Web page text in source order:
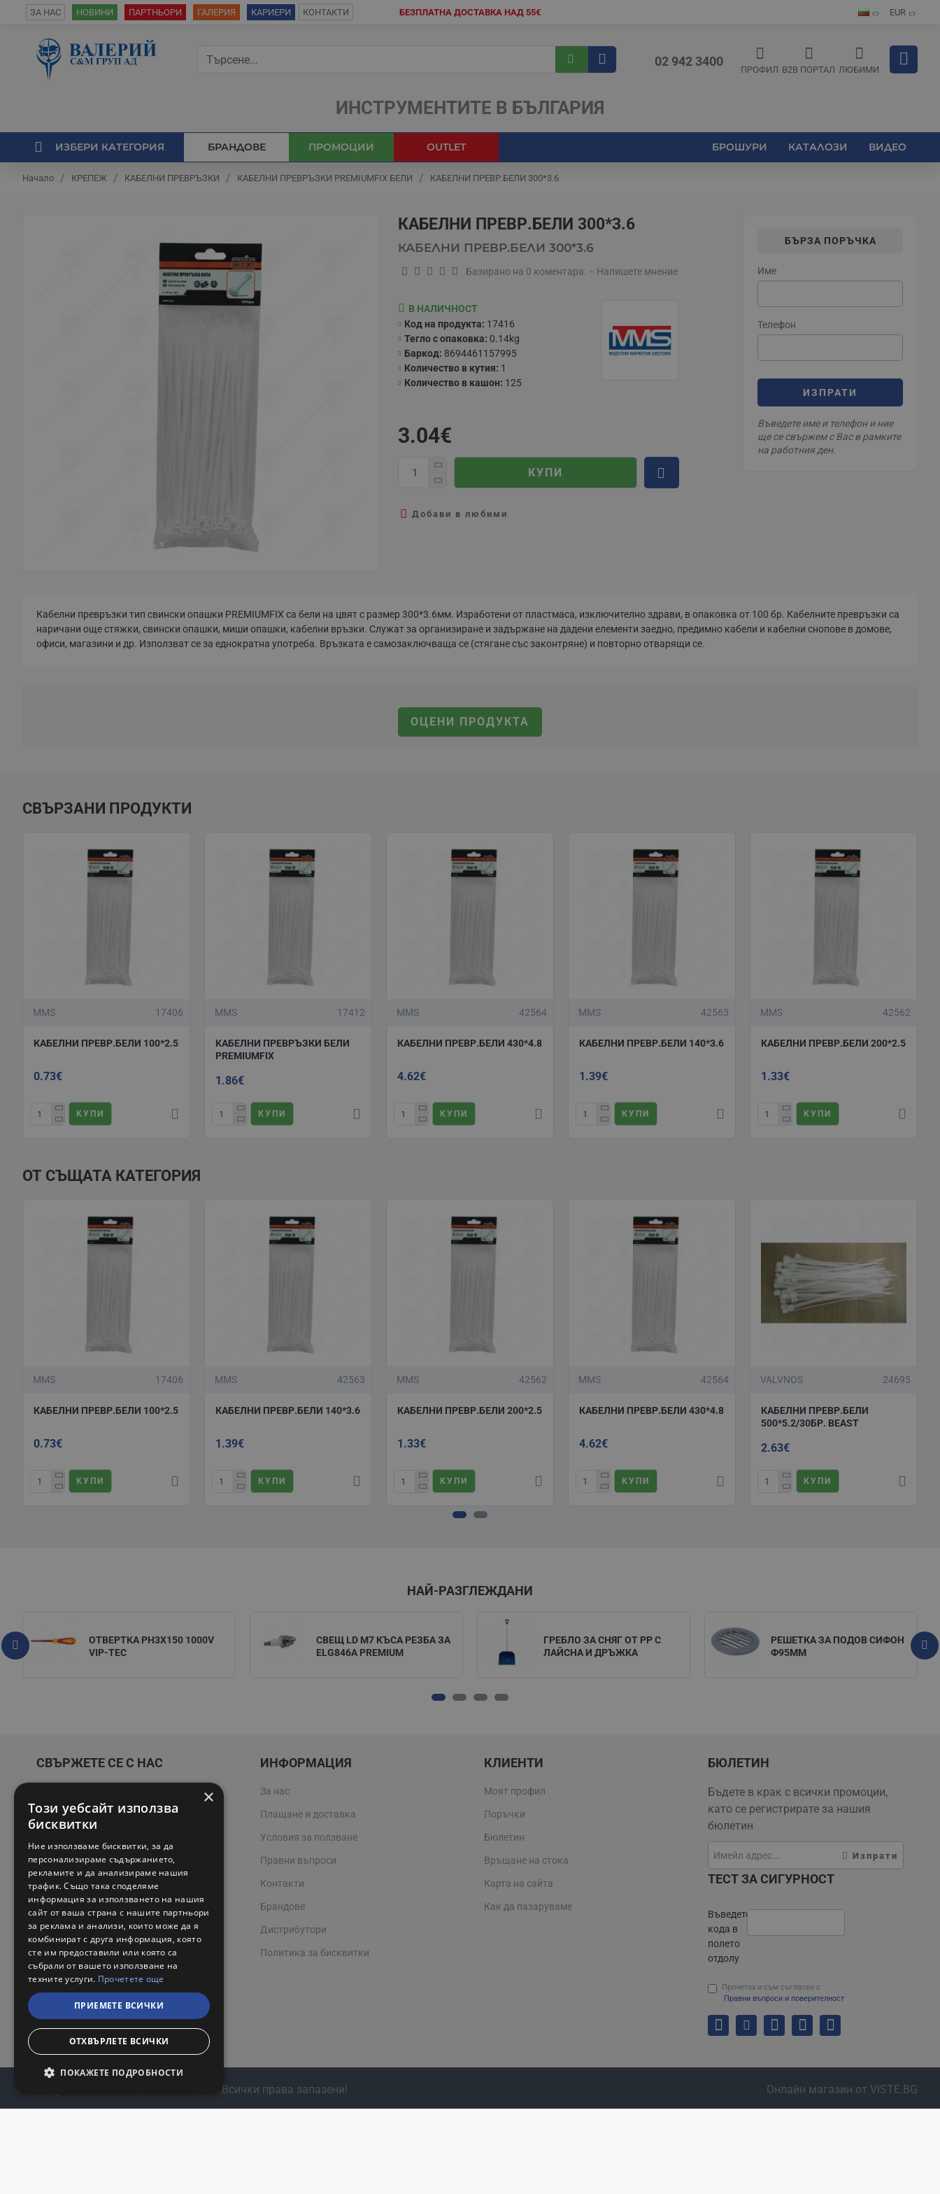
ЗА НАС НОВИНИ ПАРТНЬОРИ ГАЛЕРИЯ КАРИЕРИ КОНТАКТИ БЕЗПЛАТНА ДОСТАВКА НАД 55€ EUR
02 942 3400
ПРОФИЛ B2B ПОРТАЛ ЛЮБИМИ
ИНСТРУМЕНТИТЕ В БЪЛГАРИЯ
ИЗБЕРИ КАТЕГОРИЯ БРАНДОВЕ ПРОМОЦИИ OUTLET БРОШУРИ КАТАЛОЗИ ВИДЕО
Начало КРЕПЕЖ КАБЕЛНИ ПРЕВРЪЗКИ КАБЕЛНИ ПРЕВРЪЗКИ PREMIUMFIX БЕЛИ КАБЕЛНИ ПРЕВР.БЕЛИ 300*3.6
КАБЕЛНИ ПРЕВР.БЕЛИ 300*3.6
КАБЕЛНИ ПРЕВР.БЕЛИ 300*3.6
В НАЛИЧНОСТ
Код на продукта: 17416
Тегло с опаковка: 0.14kg
Баркод: 8694461157995
Количество в кашон: 125
Количество в кутия: 1
Базирано на 0 коментара. - Напишете мнение
3.04€
КУПИ
Добави в любими
БЪРЗА ПОРЪЧКА
Име
Телефон
ИЗПРАТИ
Въведете име и телефон и ние
ще се свържем с Вас в рамките
на работния ден.
ОЦЕНИ ПРОДУКТА
Кабелни превръзки тип свински опашки PREMIUMFIX са бели на цвят с размер 300*3.6мм. Изработени от пластмаса, изключително здрави, в опаковка от 100 бр. Кабелните превръзки са
наричани още стяжки, свински опашки, миши опашки, кабелни връзки. Служат за организиране и задържане на дадени елементи заедно, предимно кабели и кабелни снопове в домове,
офиси, магазини и др. Използват се за еднократна употреба. Връзката е самозаключваща се (стягане със законтряне) и повторно отварящи се.
СВЪРЗАНИ ПРОДУКТИ
MMS 17406
КАБЕЛНИ ПРЕВР.БЕЛИ 100*2.5
0.73€
КУПИ
MMS 17412
КАБЕЛНИ ПРЕВРЪЗКИ БЕЛИ
PREMIUMFIX
1.86€
КУПИ
MMS 42564
КАБЕЛНИ ПРЕВР.БЕЛИ 430*4.8
4.62€
КУПИ
MMS 42563
КАБЕЛНИ ПРЕВР.БЕЛИ 140*3.6
1.39€
КУПИ
MMS 42562
КАБЕЛНИ ПРЕВР.БЕЛИ 200*2.5
1.33€
КУПИ
ОТ СЪЩАТА КАТЕГОРИЯ
MMS 17406
КАБЕЛНИ ПРЕВР.БЕЛИ 100*2.5
0.73€
КУПИ
MMS 42563
КАБЕЛНИ ПРЕВР.БЕЛИ 140*3.6
1.39€
КУПИ
MMS 42562
КАБЕЛНИ ПРЕВР.БЕЛИ 200*2.5
1.33€
КУПИ
MMS 42564
КАБЕЛНИ ПРЕВР.БЕЛИ 430*4.8
4.62€
КУПИ
VALVNOS 24695
КАБЕЛНИ ПРЕВР.БЕЛИ
500*5.2/30БР. BEAST
2.63€
КУПИ
НАЙ-РАЗГЛЕЖДАНИ
ОТВЕРТКА PH3X150 1000V
VIP-TEC
СВЕЩ LD M7 КЪСА РЕЗБА ЗА
ELG846A PREMIUM
ГРЕБЛО ЗА СНЯГ ОТ РP С
ЛАЙСНА И ДРЪЖКА
РЕШЕТКА ЗА ПОДОВ СИФОН
Ф95ММ
СВЪРЖЕТЕ СЕ С НАС
online@valerii.com
Магазин Профел Варна
Сервизи
Работно време 08:00 - 17:00
ИНФОРМАЦИЯ
За нас
Плащане и доставка
Условия за ползване
Правни въпроси
Контакти
Брандове
Дистрибутори
Политика за бисквитки
КЛИЕНТИ
Моят профил
Поръчки
Бюлетин
Връщане на стока
Карта на сайта
Как да пазаруваме
БЮЛЕТИН
Бъдете в крак с всички промоции,
като се регистрирате за нашия
бюлетин
Изпрати
ТЕСТ ЗА СИГУРНОСТ
Въведете
кода в
полето
отдолу
Прочетох и съм съгласен с
Правни въпроси и поверителност
Copyright © 2024, Валерий С и М Груп. Всички права запазени! Онлайн магазин от VISTE.BG
×
Този уебсайт използва
бисквитки
Ние използваме бисквитки, за да
персонализираме съдържанието,
рекламите и да анализираме нашия
трафик. Също така споделяме
информация за използването на нашия
сайт от ваша страна с нашите партньори
за реклама и анализи, които може да я
комбинират с друга информация, която
сте им предоставили или която са
събрали от вашето използване на
техните услуги. Прочетете още
ПРИЕМЕТЕ ВСИЧКИ
ОТХВЪРЛЕТЕ ВСИЧКИ
ПОКАЖЕТЕ ПОДРОБНОСТИ